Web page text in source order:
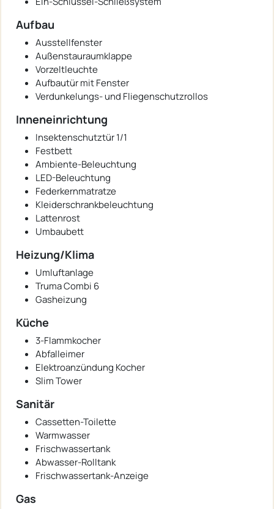
Aufbau
Ausstellfenster
Außenstauraumklappe
Vorzeltleuchte
Aufbautür mit Fenster
Verdunkelungs- und Fliegenschutzrollos
Inneneinrichtung
Insektenschutztür 1/1
Festbett
Ambiente-Beleuchtung
LED-Beleuchtung
Federkernmatratze
Kleiderschrankbeleuchtung
Lattenrost
Umbaubett
Heizung/Klima
Umluftanlage
Truma Combi 6
Gasheizung
Küche
3-Flammkocher
Abfalleimer
Elektroanzündung Kocher
Slim Tower
Sanitär
Cassetten-Toilette
Warmwasser
Frischwassertank
Abwasser-Rolltank
Frischwassertank-Anzeige
Gas